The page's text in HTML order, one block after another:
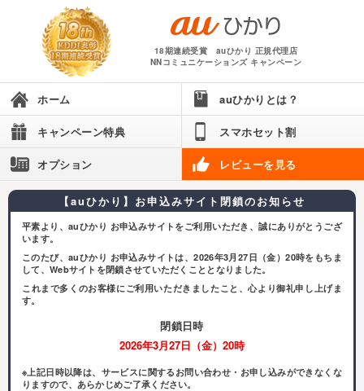
18期連続受賞 auひかり 正規代理店
NNコミュニケーションズ キャンペーン
ホーム auひかりとは？
キャンペーン特典 スマホセット割
オプション レビューを見る
【auひかり】お申込みサイト閉鎖のお知らせ
平素より、auひかり お申込みサイトをご利用いただき、誠にありがとうござ
います。
このたび、auひかり お申込みサイトは、2026年3月27日（金）20時をもちま
して、Webサイトを閉鎖させていただくこととなりました。
これまで多くのお客様にご利用いただきましたこと、心より御礼申し上げま
す。
閉鎖日時
2026年3月27日（金）20時
※上記日時以降は、サービスに関するお問い合わせ・お申し込みができなくな
りますので、あらかじめご了承ください。